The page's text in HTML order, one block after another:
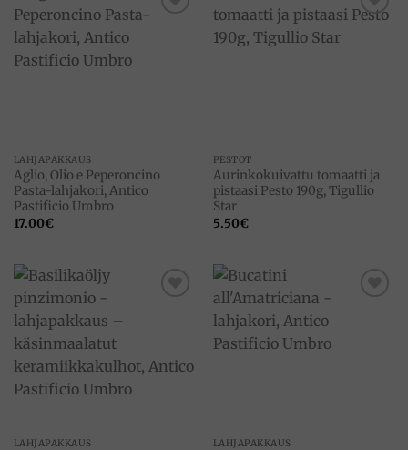
LAHJAPAKKAUS
Aglio, Olio e Peperoncino
Pasta-lahjakori, Antico
Pastificio Umbro
17.00€
PESTOT
Aurinkokuivattu tomaatti ja
pistaasi Pesto 190g, Tigullio
Star
5.50€
LAHJAPAKKAUS LAHJAPAKKAUS